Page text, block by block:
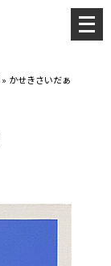
» かせきさいだぁ
メ
ニ